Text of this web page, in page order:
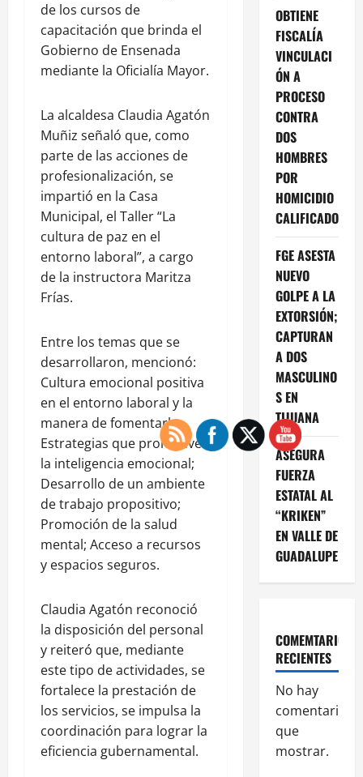
de los cursos de
capacitación que brinda el
Gobierno de Ensenada
mediante la Oficialía Mayor.
La alcaldesa Claudia Agatón
Muñiz señaló que, como
parte de las acciones de
profesionalización, se
impartió en la Casa
Municipal, el Taller “La
cultura de paz en el
entorno laboral”, a cargo
de la instructora Maritza
Frías.
Entre los temas que se
desarrollaron, mencionó:
Cultura emocional positiva
en el entorno laboral y la
manera de fomentarla;
Estrategias que promueven
la inteligencia emocional;
Desarrollo de un ambiente
de trabajo propositivo;
Promoción de la salud
mental; Acceso a recursos
y espacios seguros.
Claudia Agatón reconoció
la disposición del personal
y reiteró que, mediante
este tipo de actividades, se
fortalece la prestación de
los servicios, se impulsa la
coordinación para lograr la
eficiencia gubernamental.
OBTIENE
FISCALÍA
VINCULACI
ÓN A
PROCESO
CONTRA
DOS
HOMBRES
POR
HOMICIDIO
CALIFICADO
FGE ASESTA
NUEVO
GOLPE A LA
EXTORSIÓN;
CAPTURAN
A DOS
MASCULINO
S EN
TIJUANA
ASEGURA
FUERZA
ESTATAL AL
“KRIKEN”
EN VALLE DE
GUADALUPE
COMEMTARIOS
RECIENTES
No hay
comentarios
que
mostrar.